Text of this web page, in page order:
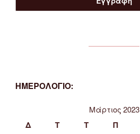
ΗΜΕΡΟΛΟΓΙΟ:
Μάρτιος 2023
Δ Τ Τ Π